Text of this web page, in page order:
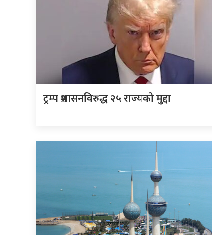
ट्रम्प प्रशासनविरुद्ध २५ राज्यको मुद्दा